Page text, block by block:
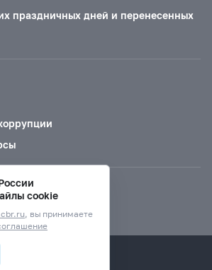
праздничных дней и перенесенных
cookie
, вы принимаете